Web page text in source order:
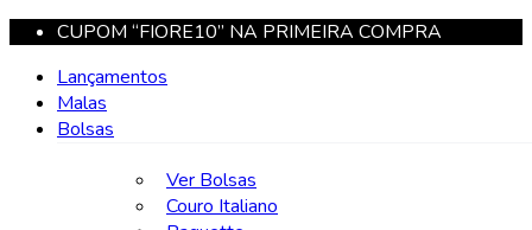
CUPOM “FIORE10” NA PRIMEIRA COMPRA
Lançamentos
Malas
Bolsas
Ver Bolsas
Couro Italiano